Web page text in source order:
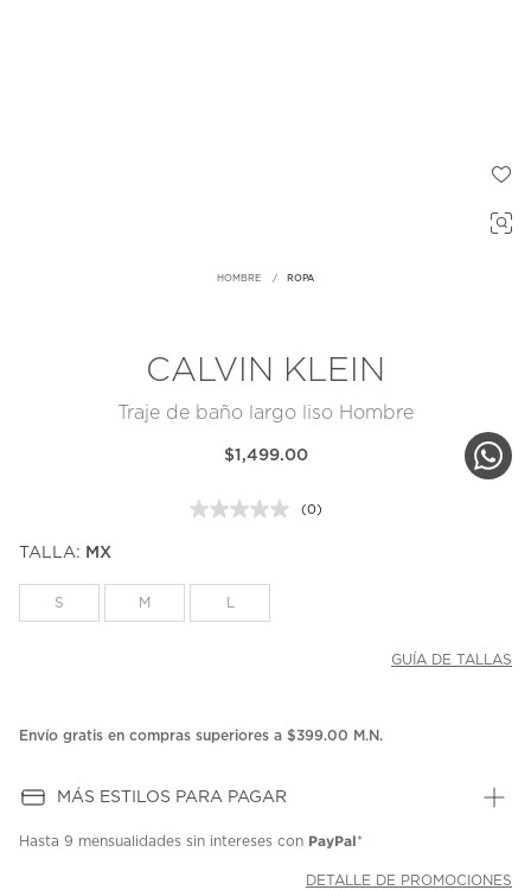
HOMBRE ROPA
CALVIN KLEIN
Traje de baño largo liso Hombre
$1,499.00
Sin
(0)
TALLA: MX
S M
GUÍA DE TALLAS
Envío gratis en compras superiores a $399.00 M.N.
MÁS ESTILOS PARA PAGAR
Hasta 9 mensualidades sin intereses con PayPal*
DETALLE DE PROMOCIONES